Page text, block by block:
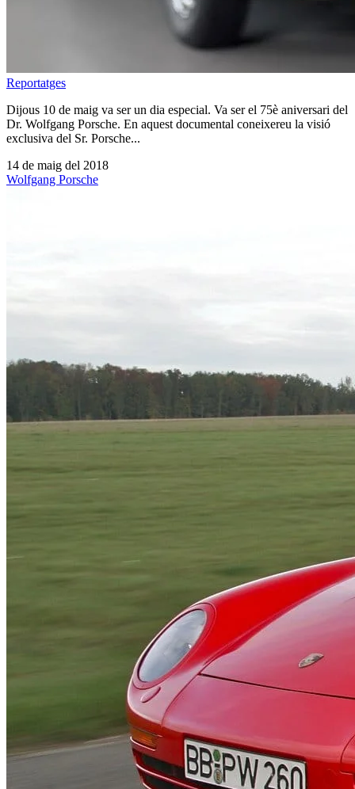
Reportatges
Dijous 10 de maig va ser un dia especial. Va ser el 75è aniversari del
Dr. Wolfgang Porsche. En aquest documental coneixereu la visió
exclusiva del Sr. Porsche...
14 de maig del 2018
Wolfgang Porsche